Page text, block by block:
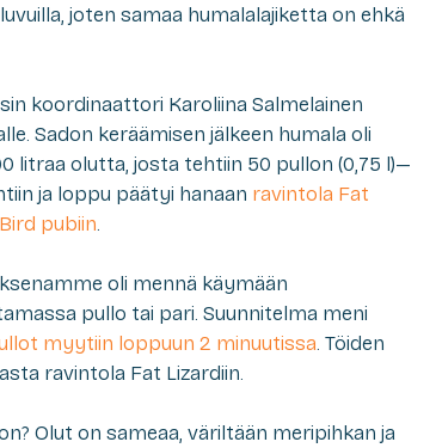
joten samaa humalalajiketta on ehkä
koordinaattori Karoliina Salmelainen
Sadon keräämisen jälkeen humala oli
litraa olutta, josta tehtiin 50 pullon (0,75 l)—
ja loppu päätyi hanaan ravintola Fat
pubiin.
oli mennä käymään
pullo tai pari. Suunnitelma meni
myytiin loppuun 2 minuutissa. Töiden
ravintola Fat Lizardiin.
Olut on sameaa, väriltään meripihkan ja